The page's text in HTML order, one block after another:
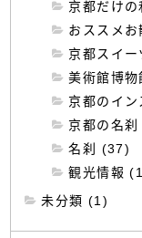
京都だけ
おススメ
京都スイ
美術館博
京都のイ
京都の名
名刹 (37)
観光情報
未分類 (1)